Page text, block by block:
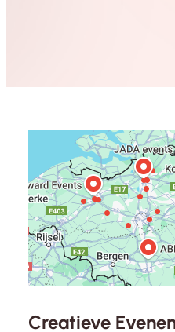
Creatieve